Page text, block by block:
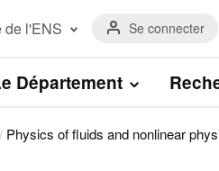
de l'ENS
Menu
du
l'utilisateur
Se connecter
Département
Physics of fluids and nonlinear